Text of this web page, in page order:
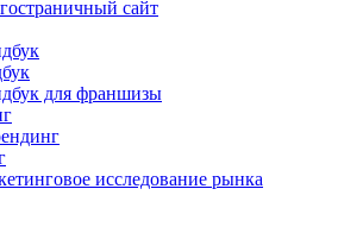
сайт
для франшизы
исследование рынка